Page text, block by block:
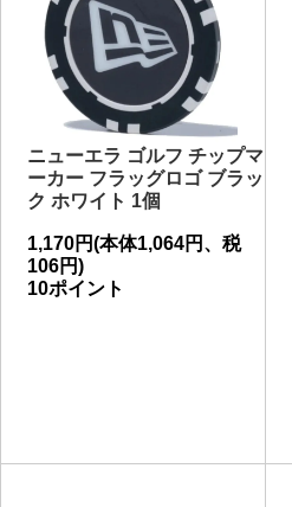
ニューエラ ゴルフ チップマ
ーカー フラッグロゴ ブラッ
ク ホワイト 1個
1,170円(本体1,064円、税
106円)
10ポイント